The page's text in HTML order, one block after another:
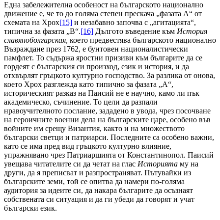
Една забележителна особеност на българското национално
движение е, че то до голяма степен прескача „фазата А“ от
схемата на Хрох[15] и незабавно започва с „агитацията“,
типична за фазата „B“.[16] Дългото въведение към История
славяноболгарская, което предвестява българското национално
Възраждане през 1762, е бунтовен националистически
памфлет. То съдържа яростни призиви към българите да се
гордеят с българския си произход, език и история, и да
отхвърлят гръцкото културно господство. За разлика от онова,
което Хрох разглежда като типично за фазата „А“,
историческият разказ на Паисий не е научно, камо ли пък
академическо, съчинение. То цели да разпали
нравоучителното послание, зададено в увода, чрез посочване
на героичните военни дела на българските царе, особено във
войните им срещу Византия, както и на множеството
български светци и патриарси. Последните са особено важни,
като се има пред вид гръцкото културно влияние,
упражнявано чрез Патриаршията от Константинопол. Паисий
увещава читателите си да четат на глас Историята му на
други, да я преписват и разпространяват. Пътувайки из
българските земи, той се опитва да намери по-голяма
аудитория за идеите си, да накара българите да осъзнаят
собствената си ситуация и да ги убеди да говорят и учат
български език.